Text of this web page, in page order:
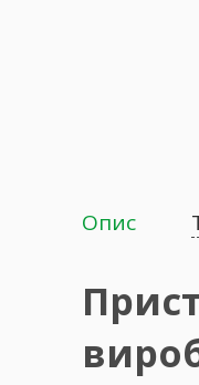
Опис